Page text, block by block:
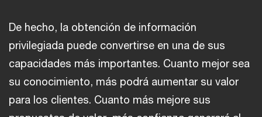
De hecho, la obtención de información
privilegiada puede convertirse en una de sus
capacidades más importantes. Cuanto mejor sea
su conocimiento, más podrá aumentar su valor
para los clientes. Cuanto más mejore sus